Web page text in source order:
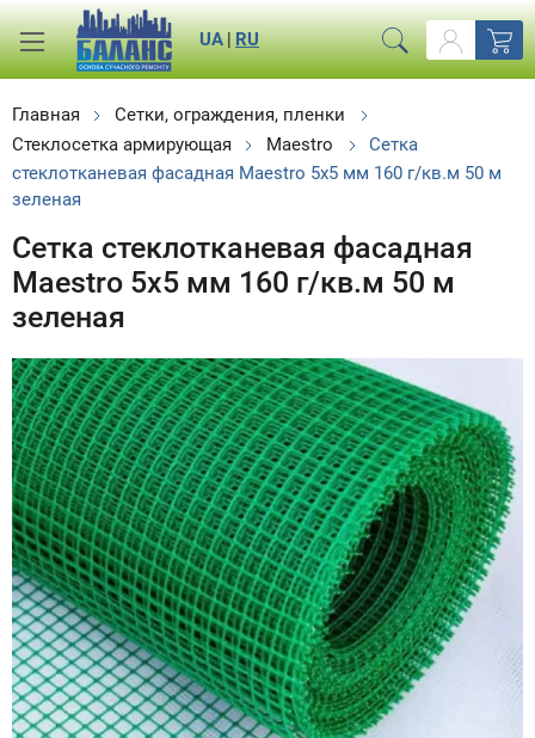
RU
|
UA
Главная
Сетки, ограждения, пленки
Стеклосетка армирующая
Maestro
Сетка
стеклотканевая фасадная Maestro 5х5 мм 160 г/кв.м 50 м
зеленая
Сетка стеклотканевая фасадная
Maestro 5х5 мм 160 г/кв.м 50 м
зеленая